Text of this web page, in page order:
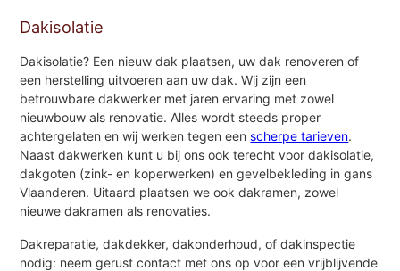
Dakisolatie
Dakisolatie? Een nieuw dak plaatsen, uw dak renoveren of
een herstelling uitvoeren aan uw dak. Wij zijn een
betrouwbare dakwerker met jaren ervaring met zowel
nieuwbouw als renovatie. Alles wordt steeds proper
achtergelaten en wij werken tegen eenscherpe tarieven.
Naast dakwerken kunt u bij ons ook terecht voor dakisolatie,
dakgoten (zink- en koperwerken) en gevelbekleding in gans
Vlaanderen. Uitaard plaatsen we ook dakramen, zowel
nieuwe dakramen als renovaties.
Dakreparatie, dakdekker, dakonderhoud, of dakinspectie
nodig: neem gerust contact met ons op voor een vrijblijvende